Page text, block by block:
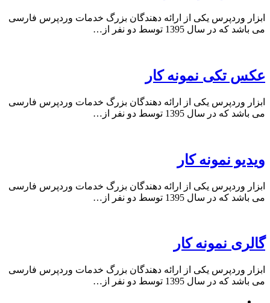
ابزار وردپرس یکی از ارائه دهندگان بزرگ خدمات وردپرس فارسی
می باشد که در سال 1395 توسط دو نفر از…
عکس تکی نمونه کار
ابزار وردپرس یکی از ارائه دهندگان بزرگ خدمات وردپرس فارسی
می باشد که در سال 1395 توسط دو نفر از…
ویدیو نمونه کار
ابزار وردپرس یکی از ارائه دهندگان بزرگ خدمات وردپرس فارسی
می باشد که در سال 1395 توسط دو نفر از…
گالری نمونه کار
ابزار وردپرس یکی از ارائه دهندگان بزرگ خدمات وردپرس فارسی
می باشد که در سال 1395 توسط دو نفر از…